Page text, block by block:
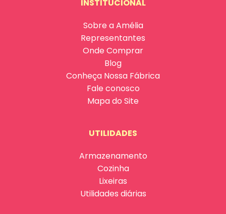
INSTITUCIONAL
Sobre a Amélia
Representantes
Onde Comprar
Blog
Conheça Nossa Fábrica
Fale conosco
Mapa do Site
UTILIDADES
Armazenamento
Cozinha
Lixeiras
Utilidades diárias